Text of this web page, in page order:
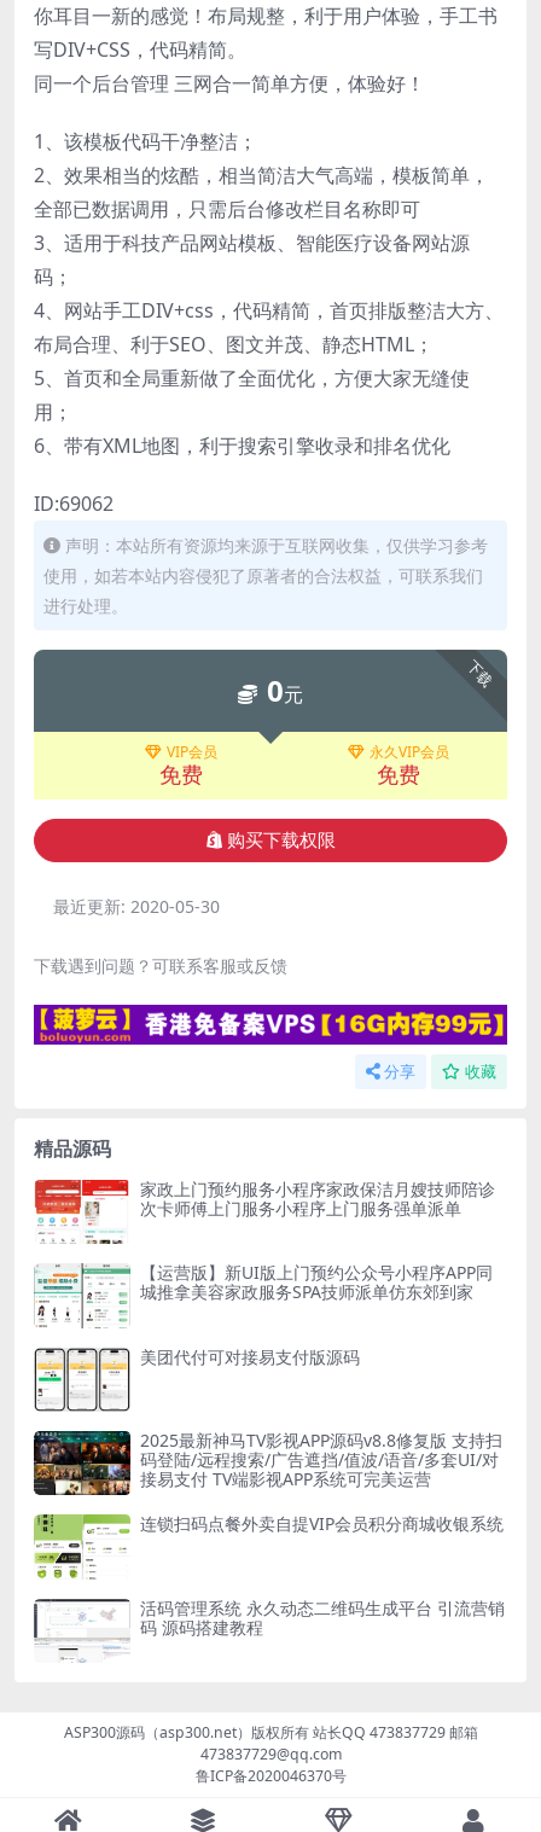
你耳目一新的感觉！布局规整，利于用户体验，手工书
写DIV+CSS，代码精简。
同一个后台管理 三网合一简单方便，体验好！
1、该模板代码干净整洁；
2、效果相当的炫酷，相当简洁大气高端，模板简单，
全部已数据调用，只需后台修改栏目名称即可
3、适用于科技产品网站模板、智能医疗设备网站源
码；
4、网站手工DIV+css，代码精简，首页排版整洁大方、
布局合理、利于SEO、图文并茂、静态HTML；
5、首页和全局重新做了全面优化，方便大家无缝使
用；
6、带有XML地图，利于搜索引擎收录和排名优化
ID:69062
声明：本站所有资源均来源于互联网收集，仅供学习参考
使用，如若本站内容侵犯了原著者的合法权益，可联系我们
进行处理。
下载
0元
VIP会员
免费
永久VIP会员
免费
购买下载权限
最近更新: 2020-05-30
下载遇到问题？可联系客服或反馈
分享 收藏
精品源码
家政上门预约服务小程序家政保洁月嫂技师陪诊
次卡师傅上门服务小程序上门服务强单派单
【运营版】新UI版上门预约公众号小程序APP同
城推拿美容家政服务SPA技师派单仿东郊到家
美团代付可对接易支付版源码
2025最新神马TV影视APP源码v8.8修复版 支持扫
码登陆/远程搜索/广告遮挡/值波/语音/多套UI/对
接易支付 TV端影视APP系统可完美运营
连锁扫码点餐外卖自提VIP会员积分商城收银系统
活码管理系统 永久动态二维码生成平台 引流营销
码 源码搭建教程
ASP300源码（asp300.net）版权所有 站长QQ 473837729 邮箱
473837729@qq.com
鲁ICP备2020046370号